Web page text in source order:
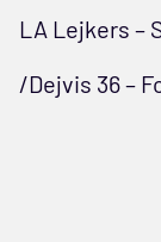
LA Lejkers –
/Dejvis 36 –